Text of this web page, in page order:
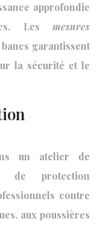
approfondie
Les mesures
garantissent
la sécurité et le
un atelier de
de protection
contre
aux poussières